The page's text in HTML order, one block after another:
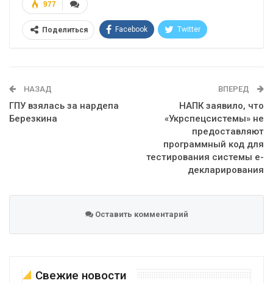
977
Поделиться Facebook Twitter
НАЗАД
ГПУ взялась за нардепа
Березкина
ВПЕРЕД
НАПК заявило, что
«Укрспецсистемы» не
предоставляют
программный код для
тестирования системы е-
декларирования
Оставить комментарий
Свежие новости